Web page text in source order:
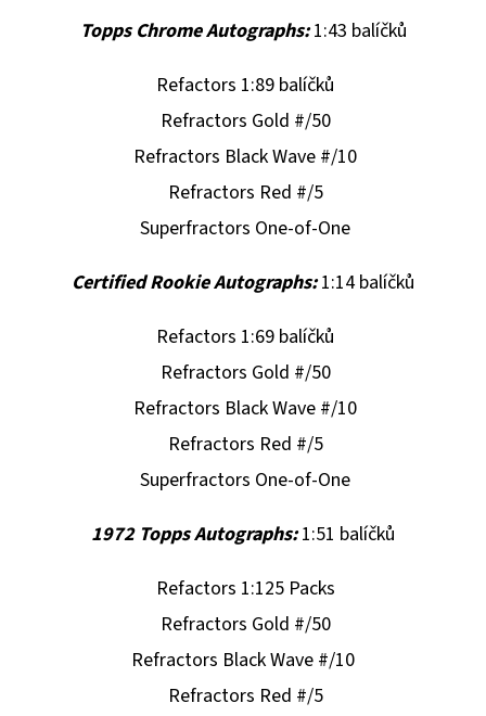
Topps Chrome Autographs: 1:43 balíčků
Refactors 1:89 balíčků
Refractors Gold #/50
Refractors Black Wave #/10
Refractors Red #/5
Superfractors One-of-One
Certified Rookie Autographs: 1:14 balíčků
Refactors 1:69 balíčků
Refractors Gold #/50
Refractors Black Wave #/10
Refractors Red #/5
Superfractors One-of-One
1972 Topps Autographs: 1:51 balíčků
Refactors 1:125 Packs
Refractors Gold #/50
Refractors Black Wave #/10
Refractors Red #/5